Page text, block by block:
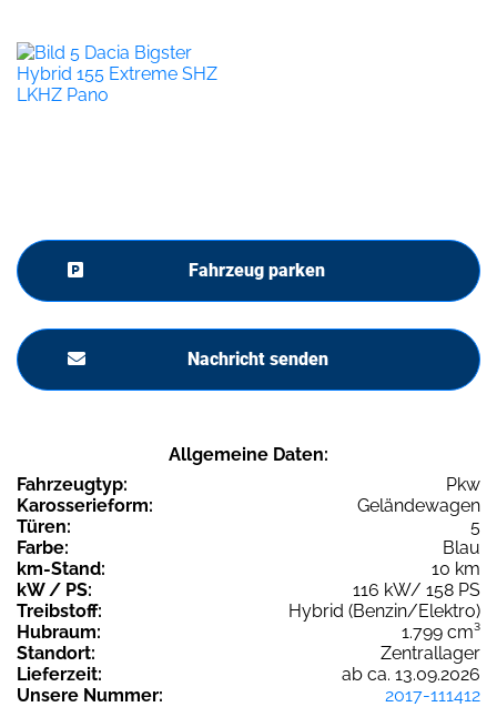
Fahrzeug parken
Nachricht senden
Allgemeine Daten:
Fahrzeugtyp:
Pkw
Karosserieform:
Geländewagen
Türen:
5
Farbe:
Blau
km-Stand:
10 km
kW / PS:
116 kW/ 158 PS
Treibstoff:
Hybrid (Benzin/Elektro)
Hubraum:
1.799 cm³
Standort:
Zentrallager
Lieferzeit:
ab ca. 13.09.2026
Unsere Nummer:
2017-111412